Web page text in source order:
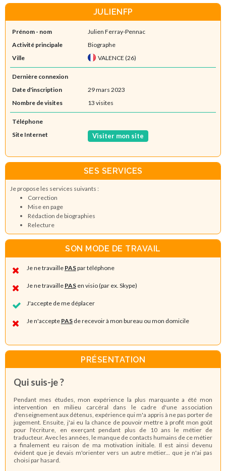
JULIENFP
Prénom - nom
Julien Ferray-Pennac
Activité principale
Biographe
Ville
VALENCE (26)
Dernière connexion
Date d'inscription
29 mars 2023
Nombre de visites
13 visites
Téléphone
Site Internet
Visiter mon site
SES SERVICES
Je propose les services suivants :
Correction
Mise en page
Rédaction de biographies
Relecture
SON MODE DE TRAVAIL
Je ne travaille PASpar téléphone
Je ne travaille PASen visio (par ex. Skype)
J'accepte de me déplacer
Je n'accepte PASde recevoir à mon bureau ou mon domicile
PRÉSENTATION
Qui suis-je ?
Pendant mes études, mon expérience la plus marquante a été mon
intervention en milieu carcéral dans le cadre d'une association
d'enseignement aux détenus, expérience qui m'a appris à ne pas porter de
jugement. Ensuite, j'ai eu la chance de pouvoir mettre à profit mon goût
pour l'écriture, en exerçant pendant plus de 10 ans le métier de
traducteur. Avec les années, le manque de contacts humains de ce métier
a finalement eu raison de ma motivation initiale. Il est ainsi devenu
évident que je devais m'orienter vers un autre métier... que je n'ai pas
choisi par hasard.